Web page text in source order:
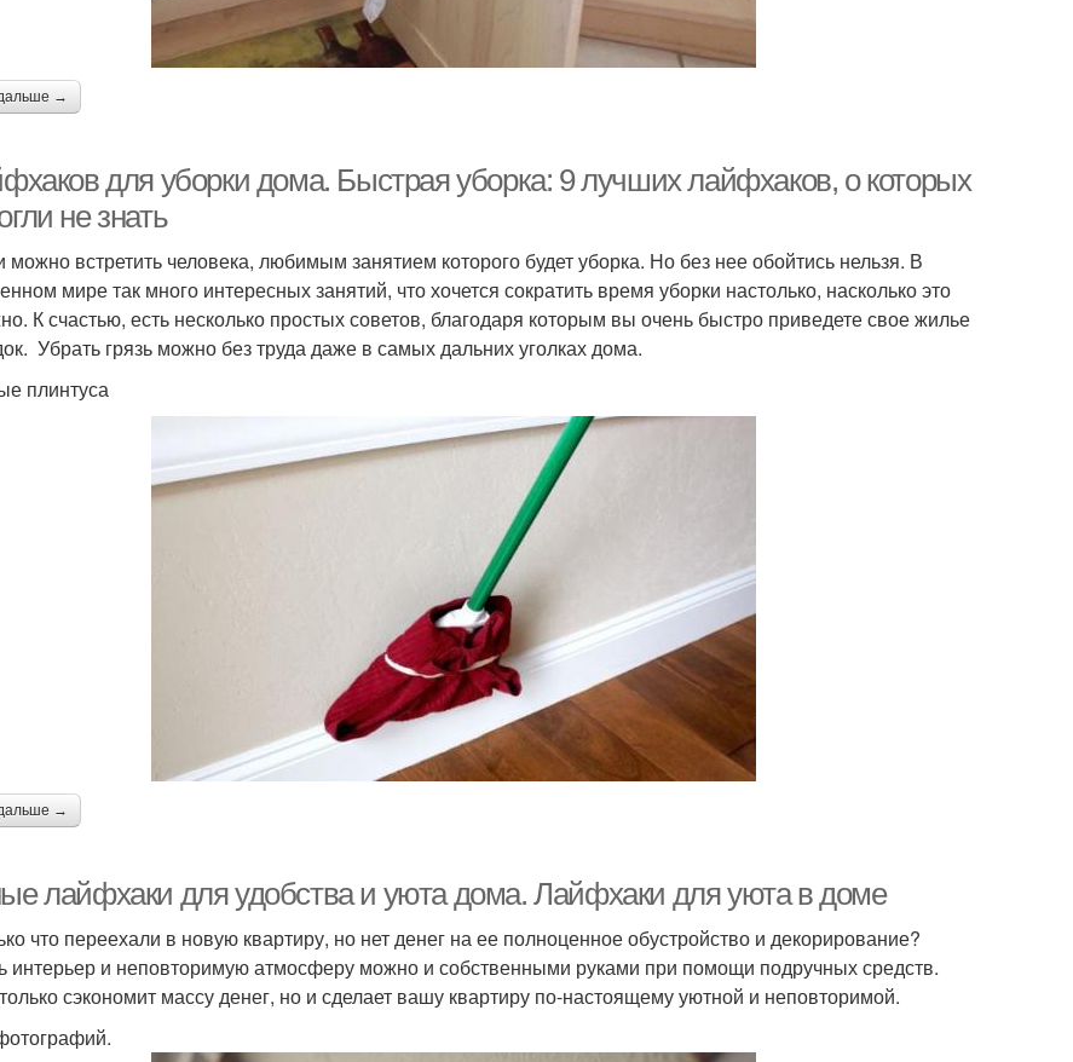
→
для уборки дома. Быстрая уборка: 9 лучших лайфхаков, о которых
не знать
можно встретить человека, любимым занятием которого будет уборка. Но без нее обойтись нельзя. В
мире так много интересных занятий, что хочется сократить время уборки настолько, насколько это
К счастью, есть несколько простых советов, благодаря которым вы очень быстро приведете свое жилье
Убрать грязь можно без труда даже в самых дальних уголках дома.
плинтуса
→
лайфхаки для удобства и уюта дома. Лайфхаки для уюта в доме
что переехали в новую квартиру, но нет денег на ее полноценное обустройство и декорирование?
интерьер и неповторимую атмосферу можно и собственными руками при помощи подручных средств.
сэкономит массу денег, но и сделает вашу квартиру по-настоящему уютной и неповторимой.